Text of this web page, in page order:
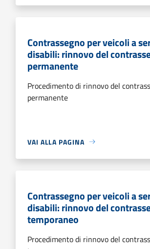
Contrassegno per veicoli a
disabili: rinnovo del
permanente
Procedimento di rinnovo del
permanente
VAI ALLA PAGINA
Contrassegno per veicoli a
disabili: rinnovo del
temporaneo
Procedimento di rinnovo del